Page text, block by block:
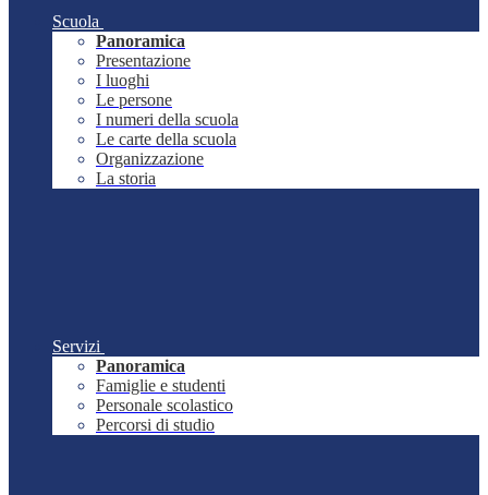
Scuola
Panoramica
Presentazione
I luoghi
Le persone
I numeri della scuola
Le carte della scuola
Organizzazione
La storia
Servizi
Panoramica
Famiglie e studenti
Personale scolastico
Percorsi di studio